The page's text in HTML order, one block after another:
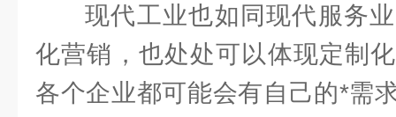
现代工业也如同现代服务
化营销，也处处可以体现定制
各个企业都可能会有自己的*需